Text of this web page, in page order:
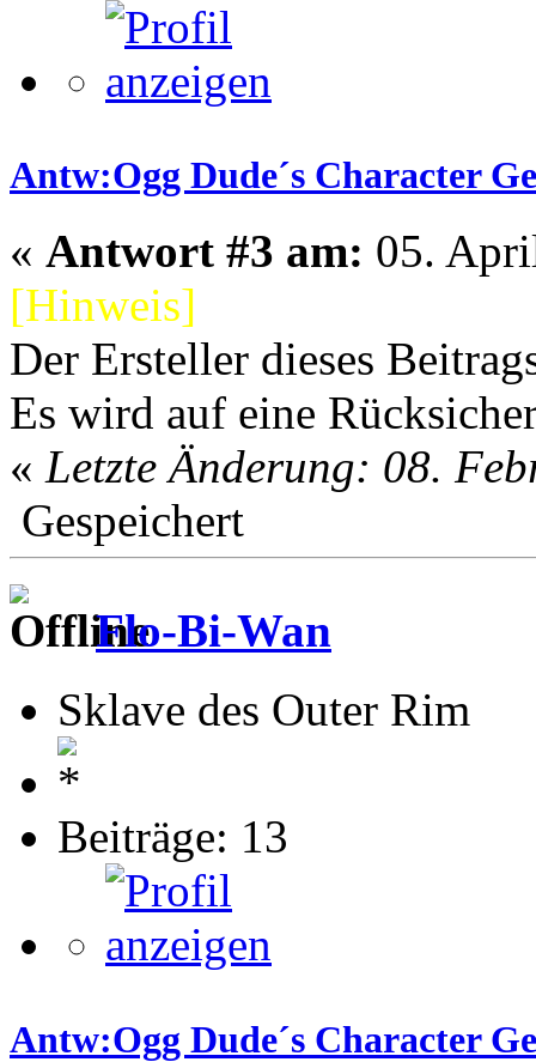
Antw:Ogg Dude´s Character
« Antwort #3 am: 05.
[Hinweis]
Der Ersteller dieses
Es wird auf eine
« Letzte Änderung: 08.
Gespeichert
Flo-Bi-Wan
Sklave des Outer Rim
Beiträge: 13
Antw:Ogg Dude´s Character